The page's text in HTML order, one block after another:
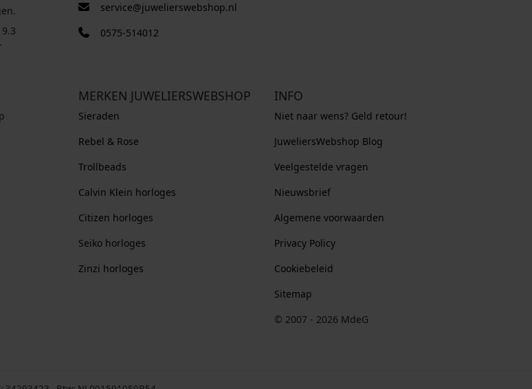
service@juwelierswebshop.nl
0575-514012
MERKEN JUWELIERSWEBSHOP
Sieraden
Rebel & Rose
Trollbeads
Calvin Klein horloges
Citizen horloges
Seiko horloges
Zinzi horloges
INFO
Niet naar wens? Geld retour!
JuweliersWebshop Blog
Veelgestelde vragen
Nieuwsbrief
Algemene voorwaarden
Privacy Policy
Cookiebeleid
Sitemap
© 2007 - 2026 MdeG